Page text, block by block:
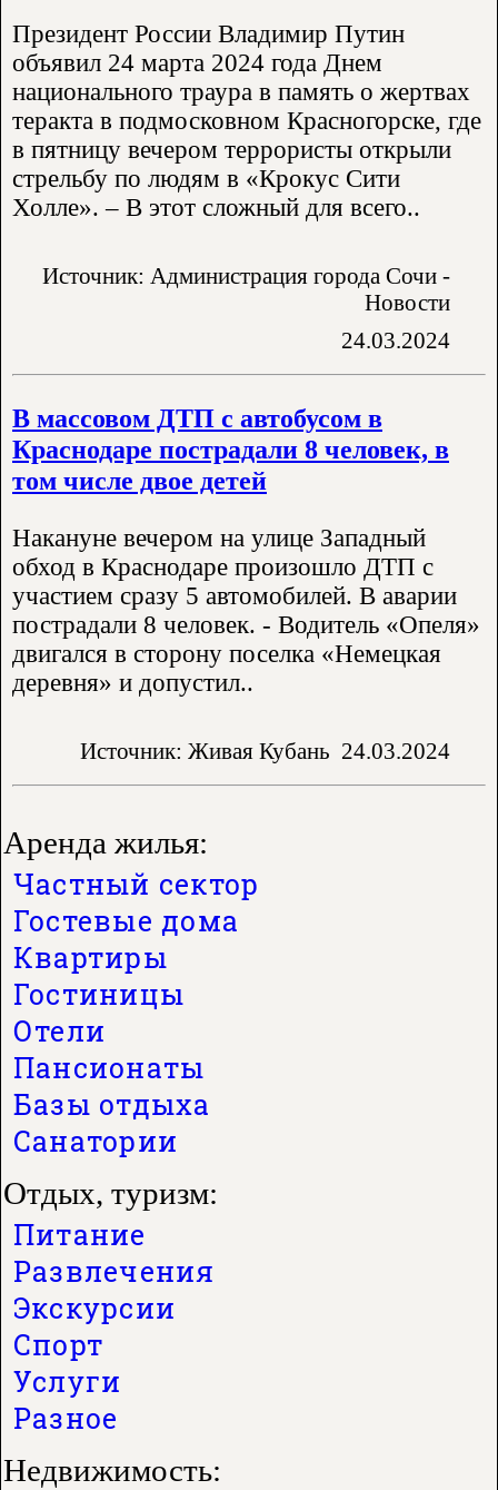
Аренда жилья:
Частный сектор
Гостевые дома
Квартиры
Гостиницы
Отели
Пансионаты
Базы отдыха
Санатории
Отдых, туризм:
Питание
Развлечения
Экскурсии
Спорт
Услуги
Разное
Недвижимость:
Президент России Владимир Путин
объявил 24 марта 2024 года Днем
национального траура в память о жертвах
теракта в подмосковном Красногорске, где
в пятницу вечером террористы открыли
стрельбу по людям в «Крокус Сити
Холле». – В этот сложный для всего..
Источник: Администрация города Сочи -
Новости
24.03.2024
В массовом ДТП с автобусом в
Краснодаре пострадали 8 человек, в
том числе двое детей
Накануне вечером на улице Западный
обход в Краснодаре произошло ДТП с
участием сразу 5 автомобилей. В аварии
пострадали 8 человек. - Водитель «Опеля»
двигался в сторону поселка «Немецкая
деревня» и допустил..
Источник: Живая Кубань 24.03.2024